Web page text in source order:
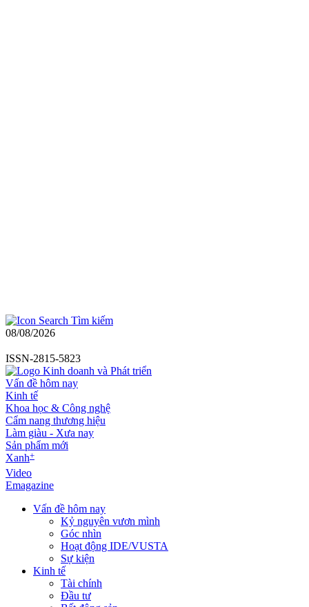
Tìm kiếm
08/08/2026
ISSN-2815-5823
Vấn đề hôm nay
Kinh tế
Khoa học & Công nghệ
Cẩm nang thương hiệu
Làm giàu - Xưa nay
Sản phẩm mới
Xanh+
Video
Emagazine
Vấn đề hôm nay
Kỷ nguyên vươn mình
Góc nhìn
Hoạt động IDE/VUSTA
Sự kiện
Kinh tế
Tài chính
Đầu tư